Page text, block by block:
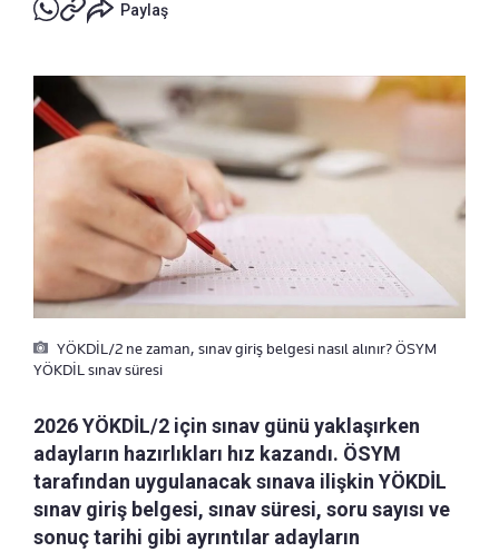
Paylaş
YÖKDİL/2 ne zaman, sınav giriş belgesi nasıl alınır? ÖSYM
YÖKDİL sınav süresi
2026 YÖKDİL/2 için sınav günü yaklaşırken
adayların hazırlıkları hız kazandı. ÖSYM
tarafından uygulanacak sınava ilişkin YÖKDİL
sınav giriş belgesi, sınav süresi, soru sayısı ve
sonuç tarihi gibi ayrıntılar adayların